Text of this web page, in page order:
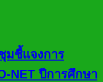
มชี้แจงการ
NET ปีการศึกษา